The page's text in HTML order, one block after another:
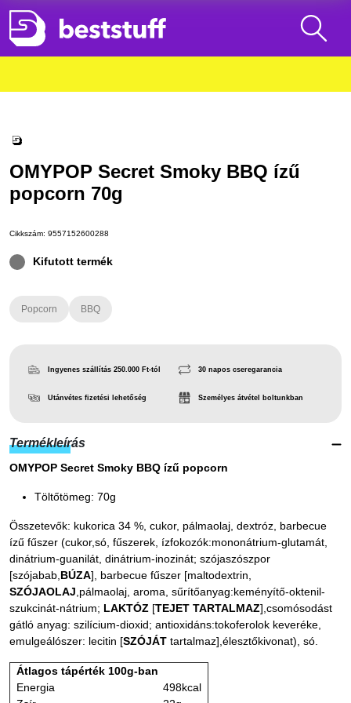
OMYPOP Secret Smoky BBQ ízű
popcorn 70g
Cikkszám: 9557152600288
Kifutott termék
Popcorn BBQ
Ingyenes szállítás 250.000 Ft-tól
Utánvétes fizetési lehetőség
30 napos cseregarancia
Személyes átvétel boltunkban
Termékleírás
OMYPOP Secret Smoky BBQ ízű popcorn
Töltőtömeg: 70g
Összetevők: kukorica 34 %, cukor, pálmaolaj, dextróz, barbecue
ízű fűszer (cukor,só, fűszerek, ízfokozók:mononátrium-glutamát,
dinátrium-guanilát, dinátrium-inozinát; szójaszószpor
[szójabab,BÚZA], barbecue fűszer [maltodextrin,
SZÓJAOLAJ,pálmaolaj, aroma, sűrítőanyag:keményítő-oktenil-
szukcinát-nátrium; LAKTÓZ [TEJET TARTALMAZ],csomósodást
gátló anyag: szilícium-dioxid; antioxidáns:tokoferolok keveréke,
emulgeálószer: lecitin [SZÓJÁT tartalmaz],élesztőkivonat), só.
Átlagos tápérték 100g-ban
Energia
498kcal